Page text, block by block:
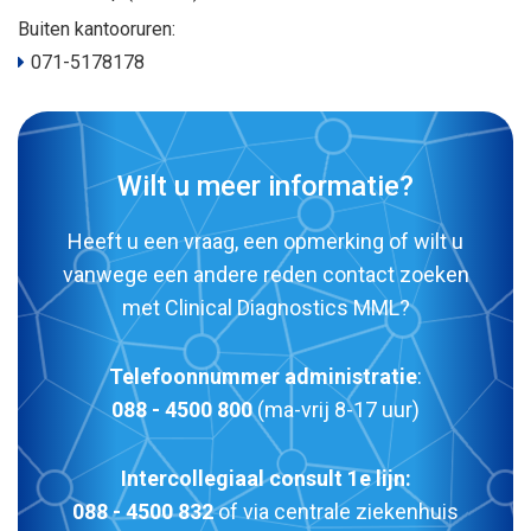
Buiten kantooruren:
071-5178178
Wilt u meer informatie?
Heeft u een vraag, een opmerking of wilt u
vanwege een andere reden contact zoeken
met Clinical Diagnostics MML?
Telefoonnummer administratie:
088 - 4500 800(ma-vrij 8-17 uur)
Intercollegiaal consult 1e lijn:
088 - 4500 832of via centrale ziekenhuis